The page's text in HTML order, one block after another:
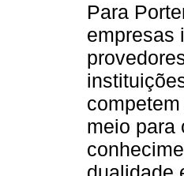
Para
empresas
meio para